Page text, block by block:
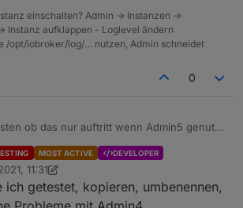
einschalten? Admin -> Instanzen ->
Instanz aufklappen - Loglevel ändern
/opt/iobroker/log/… nutzen, Admin schneidet
0
ob das nur auftritt wenn Admin5 genutzt
version oder am Admin?? Das eine Issue
verschiben worden
MOST ACTIVE DEVELOPER
11:31
ich getestet, kopieren, umbenennen,